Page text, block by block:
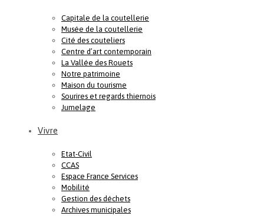
Capitale de la coutellerie
Musée de la coutellerie
Cité des couteliers
Centre d’art contemporain
La Vallée des Rouets
Notre patrimoine
Maison du tourisme
Sourires et regards thiernois
Jumelage
Vivre
Etat-Civil
CCAS
Espace France Services
Mobilité
Gestion des déchets
Archives municipales